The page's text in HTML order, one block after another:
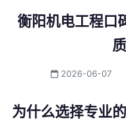
衡阳机电工程口
2026-06-07
为什么选择专业